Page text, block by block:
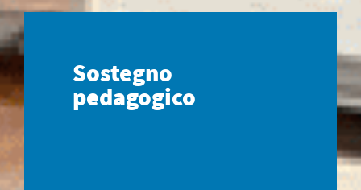
Sostegno
pedagogico